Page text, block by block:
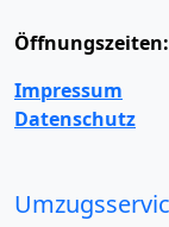
Öffnungszeiten:
Impressum
Datenschutz